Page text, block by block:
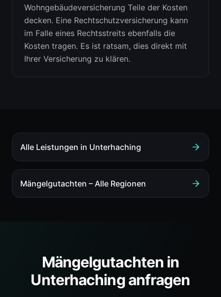
Wohngebäudeversicherung Teile der Kosten
decken. Eine Rechtschutzversicherung kann
im Falle eines Rechtsstreits ebenfalls die
Kosten tragen. Es ist ratsam, dies direkt mit
Ihrer Versicherung zu klären.
Alle Leistungen in Unterhaching
Mängelgutachten – Alle Regionen
Mängelgutachten in
Unterhachinganfragen